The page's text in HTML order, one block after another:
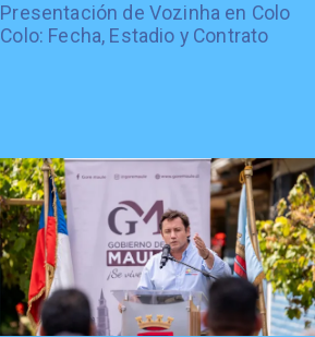
Presentación de Vozinha en Colo
Colo: Fecha, Estadio y Contrato